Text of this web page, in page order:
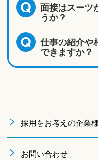
Q 面接はスーツ
うか？
Q 仕事の紹介や
できますか？
採用をお考えの企業
お問い合わせ